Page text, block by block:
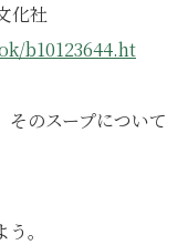
化社
b10123644.ht
のスープについて
。